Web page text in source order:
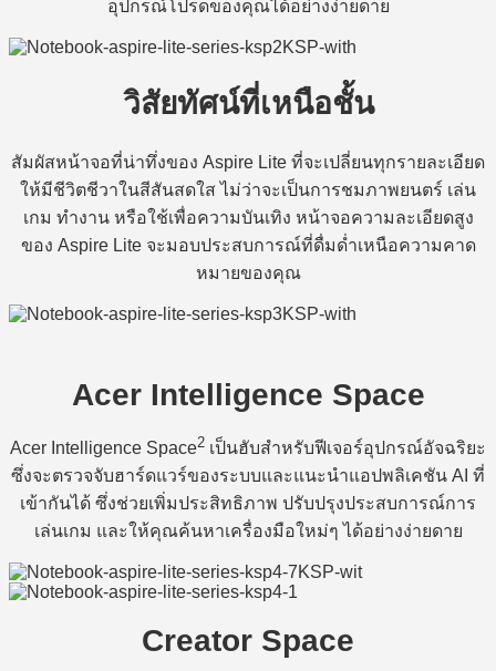
อุปกรณ์โปรดของคุณได้อย่างง่ายดาย
วิสัยทัศน์ที่เหนือชั้น
สัมผัสหน้าจอที่น่าทึ่งของ Aspire Lite ที่จะเปลี่ยนทุกรายละเอียด
ให้มีชีวิตชีวาในสีสันสดใส ไม่ว่าจะเป็นการชมภาพยนตร์ เล่น
เกม ทำงาน หรือใช้เพื่อความบันเทิง หน้าจอความละเอียดสูง
ของ Aspire Lite จะมอบประสบการณ์ที่ดื่มด่ำเหนือความคาด
หมายของคุณ
Acer Intelligence Space
Acer Intelligence Space2 เป็นฮับสำหรับฟีเจอร์อุปกรณ์อัจฉริยะ
ซึ่งจะตรวจจับฮาร์ดแวร์ของระบบและแนะนำแอปพลิเคชัน AI ที่
เข้ากันได้ ซึ่งช่วยเพิ่มประสิทธิภาพ ปรับปรุงประสบการณ์การ
เล่นเกม และให้คุณค้นหาเครื่องมือใหม่ๆ ได้อย่างง่ายดาย
Creator Space